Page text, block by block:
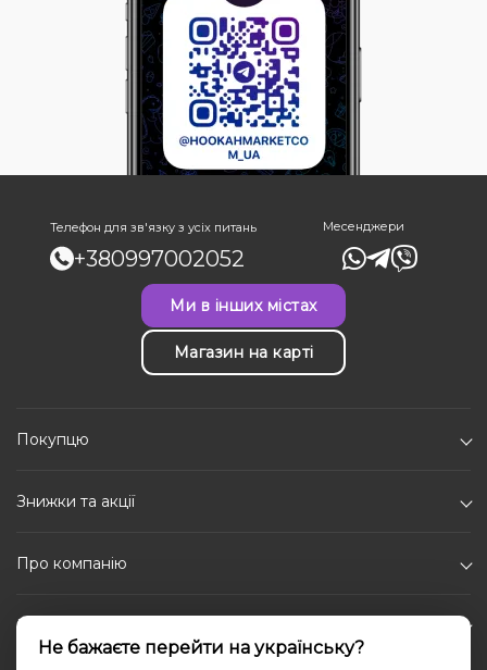
Телефон для зв'язку з усіх питань
+380997002052
Месенджери
Ми в інших містах
Магазин на карті
Покупцю
Знижки та акції
Про компанію
Каталог
Не бажаєте перейти на українську?